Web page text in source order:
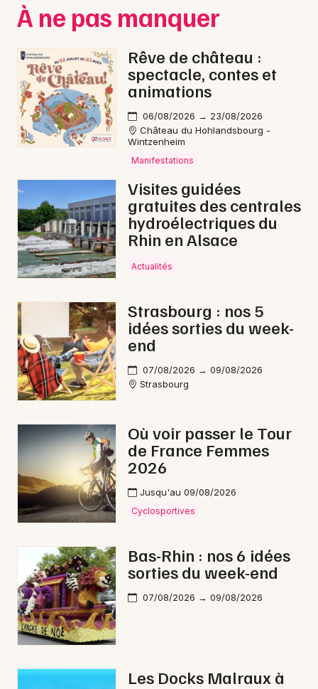
À ne pas manquer
Rêve de château :
spectacle, contes et
animations
06/08/2026 → 23/08/2026
Château du Hohlandsbourg -
Wintzenheim
Manifestations
Visites guidées
gratuites des centrales
hydroélectriques du
Rhin en Alsace
Actualités
Strasbourg : nos 5
idées sorties du week-
end
07/08/2026 → 09/08/2026
Strasbourg
Où voir passer le Tour
de France Femmes
2026
Jusqu'au 09/08/2026
Cyclosportives
Bas-Rhin : nos 6 idées
sorties du week-end
07/08/2026 → 09/08/2026
Les Docks Malraux à